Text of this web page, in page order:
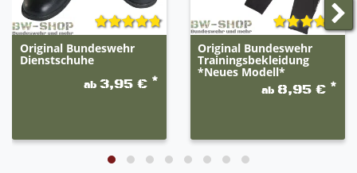
Original Bundeswehr
Dienstschuhe
ab3,95 € *
Original Bundeswehr
Trainingsbekleidung
*Neues Modell*
ab 8,95 € *